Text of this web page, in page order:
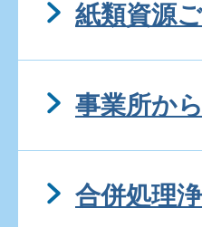
紙類資源
事業所か
合併処理